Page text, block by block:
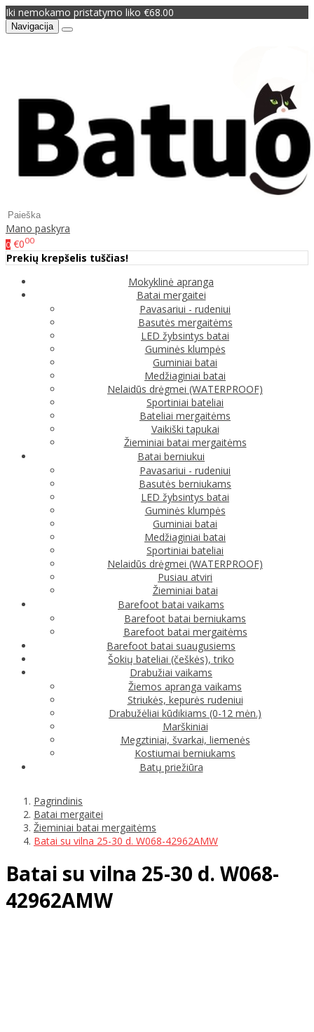
Iki nemokamo pristatymo liko €68.00
Navigacija
Mano paskyra
0 €000
Prekių krepšelis tuščias!
Mokyklinė apranga
Batai mergaitei
Pavasariui - rudeniui
Basutės mergaitėms
LED žybsintys batai
Guminės klumpės
Guminiai batai
Medžiaginiai batai
Nelaidūs drėgmei (WATERPROOF)
Sportiniai bateliai
Bateliai mergaitėms
Vaikiški tapukai
Žieminiai batai mergaitėms
Batai berniukui
Pavasariui - rudeniui
Basutės berniukams
LED žybsintys batai
Guminės klumpės
Guminiai batai
Medžiaginiai batai
Sportiniai bateliai
Nelaidūs drėgmei (WATERPROOF)
Pusiau atviri
Žieminiai batai
Barefoot batai vaikams
Barefoot batai berniukams
Barefoot batai mergaitėms
Barefoot batai suaugusiems
Šokių bateliai (češkės), triko
Drabužiai vaikams
Žiemos apranga vaikams
Striukės, kepurės rudeniui
Drabužėliai kūdikiams (0-12 mėn.)
Marškiniai
Megztiniai, švarkai, liemenės
Kostiumai berniukams
Batų priežiūra
Pagrindinis
Batai mergaitei
Žieminiai batai mergaitėms
Batai su vilna 25-30 d. W068-42962AMW
Batai su vilna 25-30 d. W068-
42962AMW